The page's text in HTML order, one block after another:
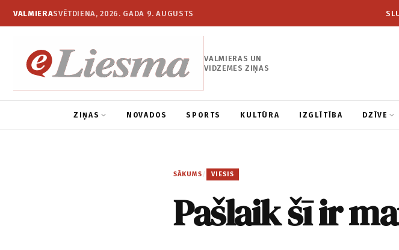
VALMIERASVĒTDIENA, 2026. GADA 9. AUGUSTS
VALMIERAS UN
VIDZEMES ZIŅAS
ZIŅAS NOVADOS SPORTS KULTŪRA IZGLĪTĪBA DZĪVE
SĀKUMS / VIESIS
Pašlaik šī ir